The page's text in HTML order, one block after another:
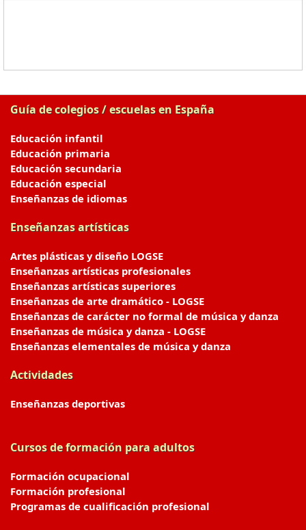
Guía de colegios / escuelas en España
Educación infantil
Educación primaria
Educación secundaria
Educación especial
Enseñanzas de idiomas
Enseñanzas artísticas
Artes plásticas y diseño LOGSE
Enseñanzas artísticas profesionales
Enseñanzas artísticas superiores
Enseñanzas de arte dramático - LOGSE
Enseñanzas de carácter no formal de música y danza
Enseñanzas de música y danza - LOGSE
Enseñanzas elementales de música y danza
Actividades
Enseñanzas deportivas
Cursos de formación para adultos
Formación ocupacional
Formación profesional
Programas de cualificación profesional